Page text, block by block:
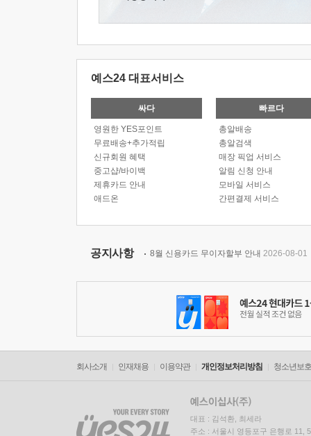
예스24 대표서비스
싸다
영원한 YES포인트
무료배송+추가적립
신규회원 혜택
중고샵/바이백
제휴카드 안내
애드온
빠르다
총알배송
총알검색
매장 픽업 서비스
알림 신청 안내
모바일 서비스
간편결제 서비스
공지사항 8월 신용카드 무이자할부 안내 2026-08-01
회사소개 인재채용 이용약관 개인정보처리방침 청소년보
대표 : 김석환, 최세라
주소 : 서울시 영등포구 은행로 11,